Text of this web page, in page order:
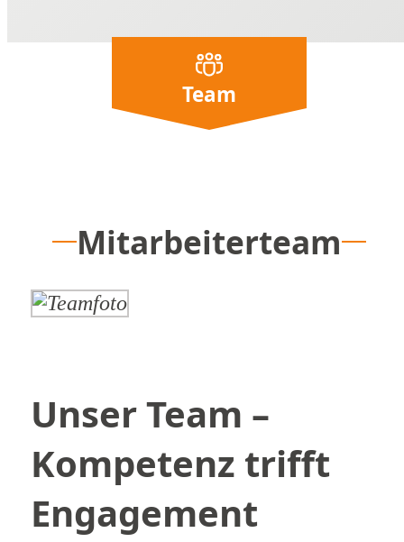
Team
Mitarbeiterteam
Unser Team –
Kompetenz trifft
Engagement